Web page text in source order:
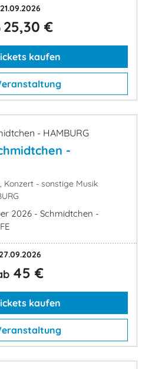
21.09.2026
25,30 €
kaufen
-
Konzert - sonstige Musik
2026 - Schmidtchen -
45 €
kaufen